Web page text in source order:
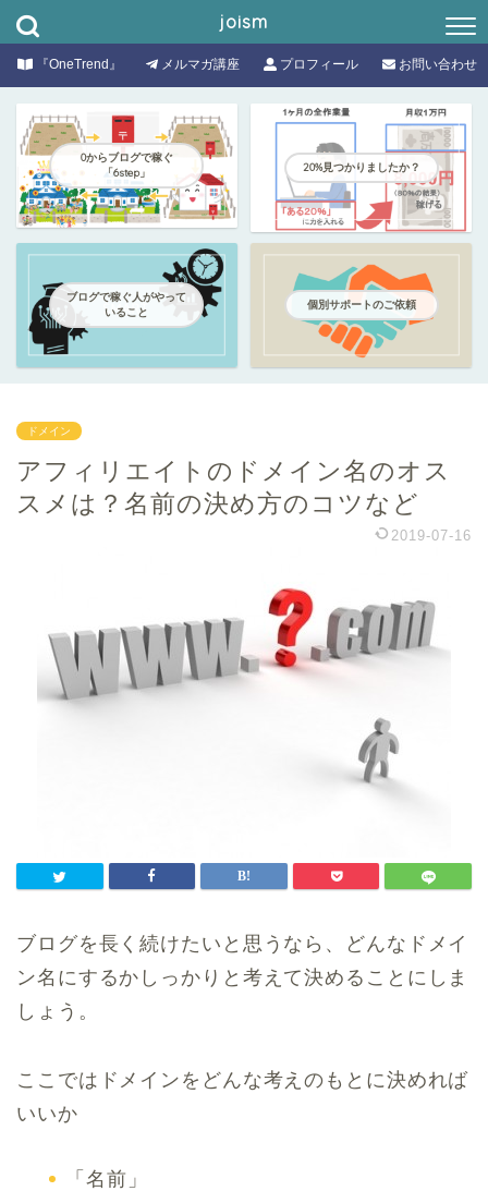
joism
『OneTrend』 メルマガ講座 プロフィール お問い合わせ
0からブログで稼ぐ
「6step」
20%見つかりましたか？
ブログで稼ぐ人がやって
いること
個別サポートのご依頼
ドメイン
アフィリエイトのドメイン名のオス
スメは？名前の決め方のコツなど
2019-07-16
ブログを長く続けたいと思うなら、どんなドメイ
ン名にするかしっかりと考えて決めることにしま
しょう。
ここではドメインをどんな考えのもとに決めれば
いいか
「名前」